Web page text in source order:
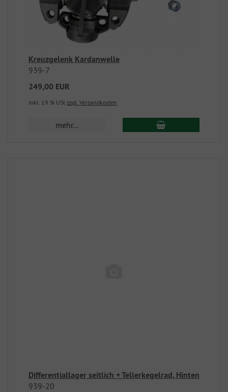
Kreuzgelenk Kardanwelle
939-7
249,00 EUR
inkl. 19 % USt zzgl. Versandkosten
mehr...
Differentiallager seitlich + Tellerkegelrad, Hinten
939-20